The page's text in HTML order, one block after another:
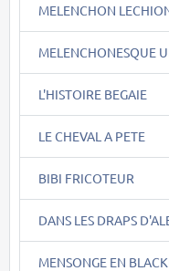
MELENCHON
MELENCHONESQUE
L'HISTOIRE BEGAIE
LE CHEVAL A PETE
BIBI FRICOTEUR
DANS LES DRAPS
MENSONGE EN